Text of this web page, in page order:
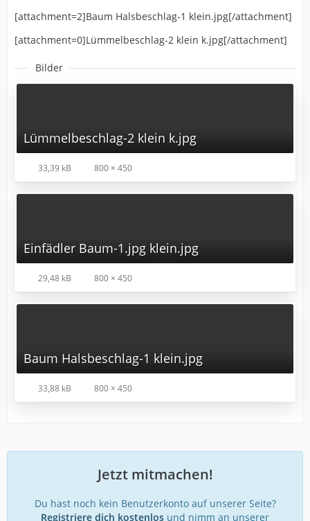
[attachment=2]Baum Halsbeschlag-1 klein.jpg[/attachment]
[attachment=0]Lümmelbeschlag-2 klein k.jpg[/attachment]
Bilder
Lümmelbeschlag-2 klein k.jpg
33,39 kB 800 × 450
Einfädler Baum-1.jpg klein.jpg
29,48 kB 800 × 450
Baum Halsbeschlag-1 klein.jpg
33,88 kB 800 × 450
Jetzt mitmachen!
Du hast noch kein Benutzerkonto auf unserer Seite?
Registriere dich kostenlos und nimm an unserer